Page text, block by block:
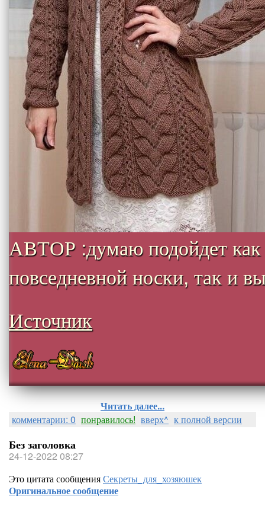
АВТОР :думаю подойдет как
повседневной носки, так и
Источник
Читать далее...
комментарии: 0 понравилось! вверх^ к полной версии
Без заголовка
24-12-2022 08:27
Это цитата сообщенияСекреты_для_хозяюшек
Оригинальное сообщение